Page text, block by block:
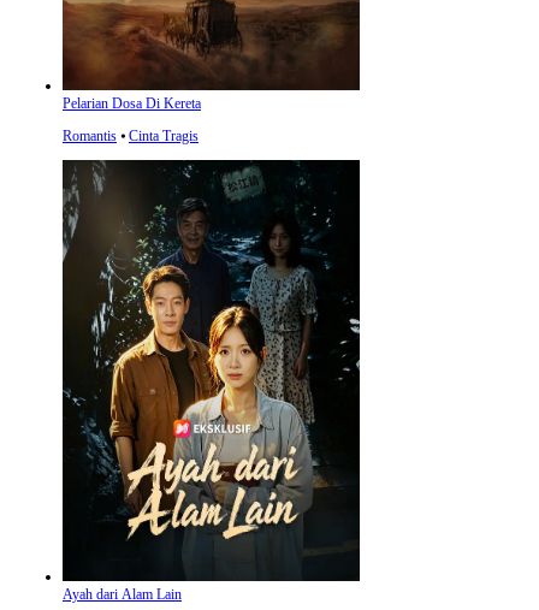
Pelarian Dosa Di Kereta
Romantis ⦁ Cinta Tragis
Ayah dari Alam Lain